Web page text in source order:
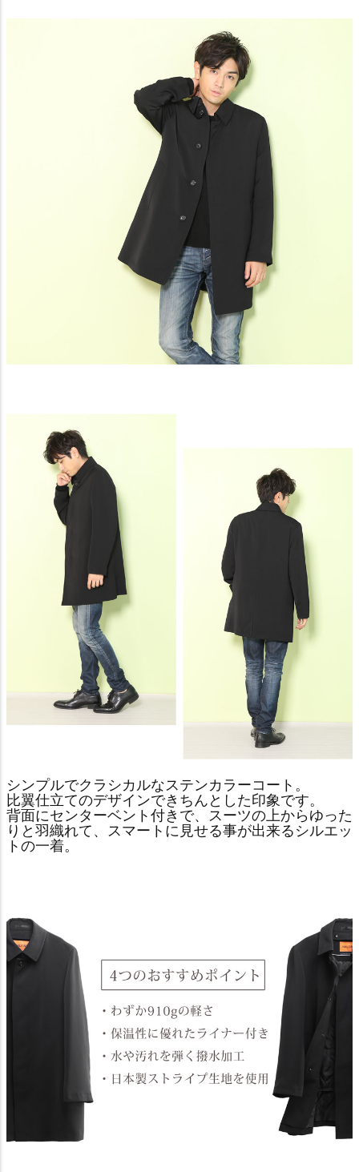
シンプルでクラシカルなステンカラーコート。
比翼仕立てのデザインできちんとした印象です。
背面にセンターベント付きで、スーツの上からゆった
りと羽織れて、スマートに見せる事が出来るシルエッ
トの一着。